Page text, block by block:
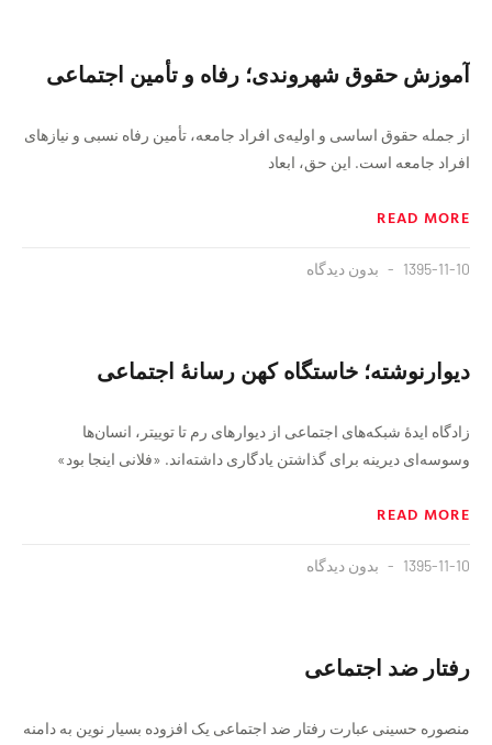
آموزش حقوق شهروندی؛ رفاه و تأمين اجتماعى
از جمله حقوق اساسى و اوليه‌ی افراد جامعه، تأمين رفاه نسبى و نيازهاى
افراد جامعه است. اين حق، ابعاد
READ MORE
1395-11-10 بدون دیدگاه
دیوارنوشته‌؛ خاستگاه‌ کهن رسانهٔ اجتماعی
زادگاه ایدهٔ شبکه‌های اجتماعی از دیوارهای رم تا توییتر، انسان‌ها
وسوسه‌ای دیرینه‌ برای گذاشتن یادگاری داشته‌اند. «فلانی اینجا بود»
READ MORE
1395-11-10 بدون دیدگاه
رفتار ضد اجتماعی
منصوره حسینی عبارت رفتار ضد اجتماعی یک افزوده بسیار نوین به دامنه